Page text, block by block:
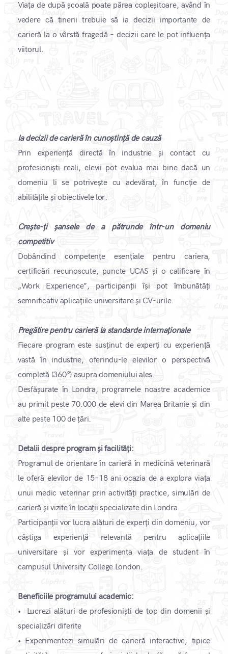
Viața de după școală poate părea copleșitoare, având în
vedere că tinerii trebuie să ia decizii importante de
carieră la o vârstă fragedă – decizii care le pot influența
viitorul.
​Ia decizii de carieră în cunoștință de cauză
Prin experiență directă în industrie și contact cu
profesioniști reali, elevii pot evalua mai bine dacă un
domeniu li se potrivește cu adevărat, în funcție de
abilitățile și obiectivele lor. ​
Crește-ți șansele de a pătrunde într-un domeniu
competitiv
Dobândind competențe esențiale pentru cariera,
certificări recunoscute, puncte UCAS și o calificare în
„Work Experience”, participanții își pot îmbunătăți
semnificativ aplicațiile universitare și CV-urile. ​
Pregătire pentru carieră la standarde internaționale
Fiecare program este susținut de experți cu experiență
vastă în industrie, oferindu-le elevilor o perspectivă
completă (360°) asupra domeniului ales.
Desfășurate în Londra, programele noastre academice
au primit peste 70.000 de elevi din Marea Britanie și din
alte peste 100 de țări. ​
Detalii despre program și facilități:
Programul de orientare în carieră în medicină veterinară
le oferă elevilor de 15–18 ani ocazia de a explora viața
unui medic veterinar prin activități practice, simulări de
carieră și vizite în locații specializate din Londra.
Participanții vor lucra alături de experți din domeniu, vor
câștiga experiență relevantă pentru aplicațiile
universitare și vor experimenta viața de student în
campusul University College London.
​Beneficiile programului academic:
• Lucrezi alături de profesioniști de top din domenii și
specializări diferite
• Experimentezi simulări de carieră interactive, tipice